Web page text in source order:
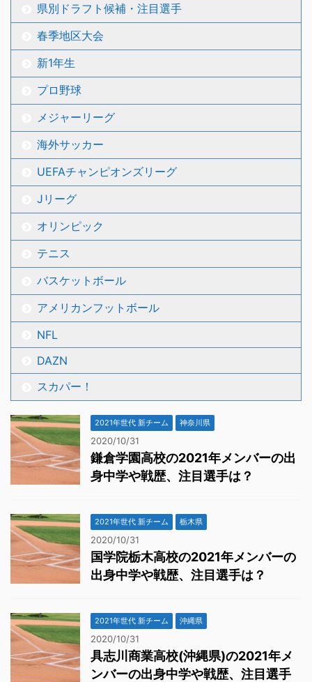
県別ドラフト候補・注目選手
春季地区大会
新1年生
プロ野球
メジャーリーグ
海外サッカー
UEFAチャンピオンズリーグ
Jリーグ
オリンピック
テニス
バスケットボール
アメリカンフットボール
NFL
DAZN
スカパー！
2021年世代 新チーム 神奈川県
2020/10/31
鎌倉学園高校の2021年メンバーの出
身中学や戦歴、注目選手は？
2021年世代 新チーム 栃木県
2020/10/31
国学院栃木高校の2021年メンバーの
出身中学や戦歴、注目選手は？
2021年世代 新チーム 沖縄県
2020/10/31
具志川商業高校(沖縄県)の2021年メ
ンバーの出身中学や戦歴、注目選手